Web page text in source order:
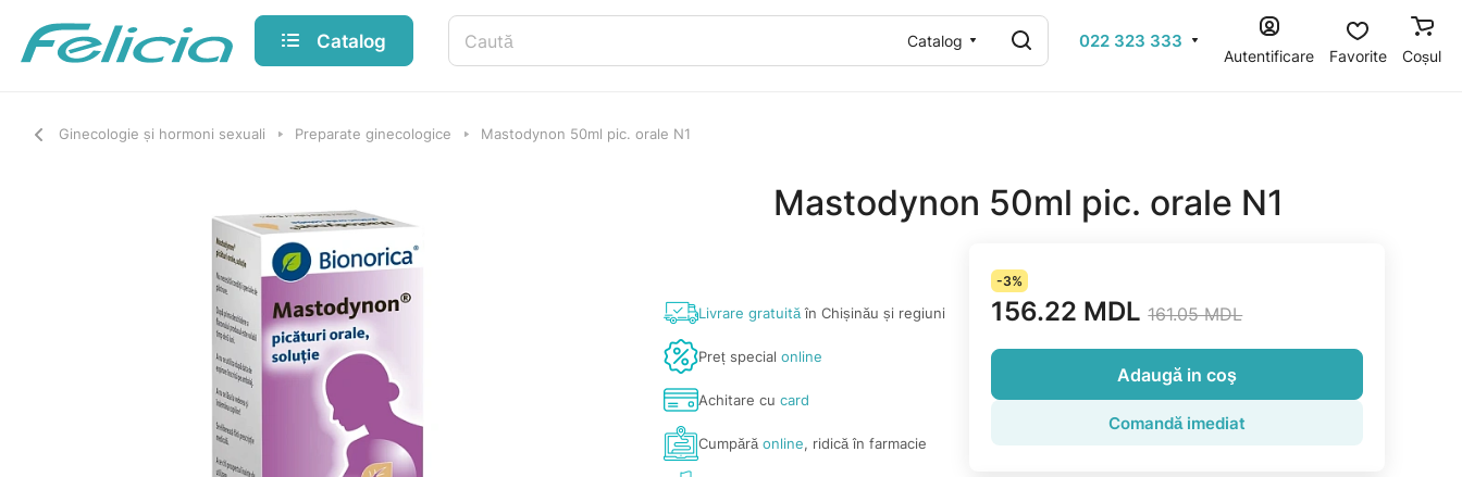
Catalog Catalog 022 323 333
Autentificare Favorite Coșul
Ginecologie și hormoni sexuali Preparate ginecologice Mastodynon 50ml pic. orale N1
Mastodynon 50ml pic. orale N1
Livrare gratuităîn Chișinău și regiuni
Preț specialonline
Achitare cucard
Cumpărăonline, ridică în farmacie
-3%
156.22 MDL 161.05 MDL
Adaugă in coş
Comandă imediat